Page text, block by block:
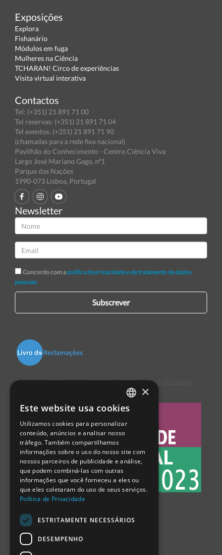
Exposições
Explora
Fishanário
Módulos em fuga
Mulheres na Ciência
TCHARAN! Circo de experiências
Visita virtual interativa
Contactos
Tel: (+351) 21 891 71 00
Tel reservas: (+351) 21 891 71 04
Tel eventos: (+351) 21 891 71 90
(chamadas para a rede fixa nacional)
Pavilhão do Conhecimento - Centro Ciência Viva
Largo José Mariano Gago, nº1
Parque das Nações
1990-073 Lisboa, Portugal
Newsletter
Concordo com a política de privacidade e de tratamento de dados
pessoais
Subscrever
Centro de Arbitragem de Conflitos de Consumo de Lisboa
PORTUGUESE
ENGLISH
SPANISH
×
Este website usa cookies
Utilizamos cookies para personalizar
conteúdo, anúncios e analisar nosso
tráfego. Também compartilhamos
informações sobre o uso do nosso site com
nossos parceiros de publicidade e análise,
que podem combiná-las com outras
informações que você forneceu a eles ou
que eles coletaram do uso de seus serviços.
Política de Privacidade
ESTRITAMENTE NECESSÁRIOS
DESEMPENHO